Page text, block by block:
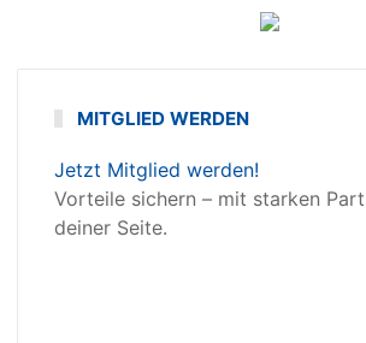
MITGLIED WERDEN
Jetzt Mitglied werden!
Vorteile sichern – mit starken
deiner Seite.